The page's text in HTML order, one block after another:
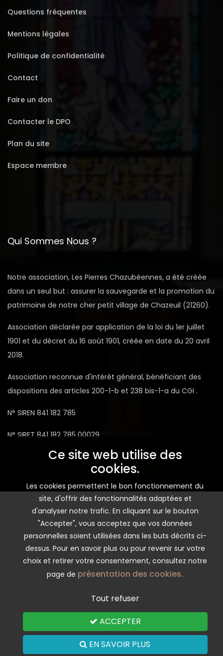
Questions fréquentes
Mentions légales
Politique de confidentialité
Contact
Faire un don
Contacter le DPO
Plan du site
Espace membre
Qui Sommes Nous ?
Notre association, Les Pierres Chazubéennes, a été créée
dans un seul but : assurer la sauvegarde et la promotion du
patrimoine de notre cher petit village de Chazeuil (21260).
Association déclarée par application de la loi du 1er juillet
1901 et du décret du 16 août 1901, créée en date du 20 avril
2018.
Association reconnue d'intérêt général, bénéficiant des
dispositions des articles 200-1-b et 238 bis-1-a du CGI .
N° SIREN 841 182 785
N° SIRET 841 182 785 00029
Ce site web utilise des
cookies.
Les cookies permettent le bon fonctionnement du
site, d'offrir des fonctionnalités adaptées et
d'analyser notre trafic. En cliquant sur le bouton
"Accepter", vous acceptez que vos données
personnelles soient utilisées dans les buts décrits ci-
dessus. Pour en savoir plus ou pour revenir sur votre
choix et retirer votre consentement, consultez notre
page de présentation des cookies.
Tout refuser
ACCEPTER
EN SAVOIR PLUS